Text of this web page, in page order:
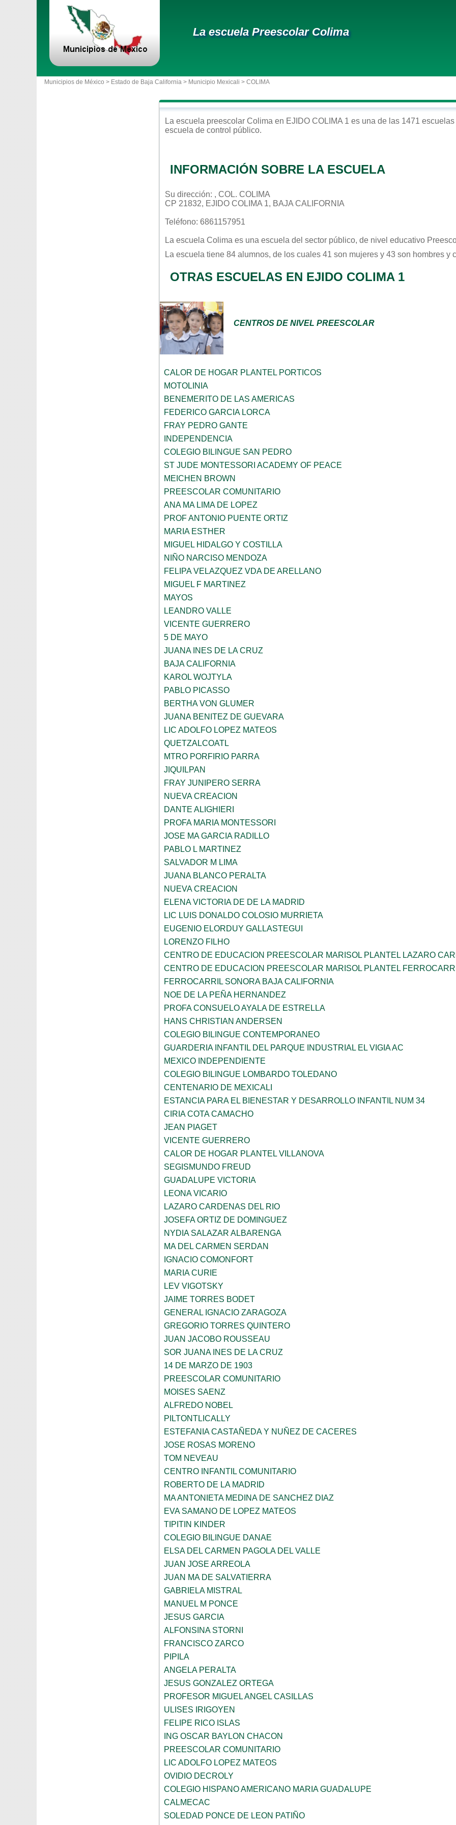
La escuela Preescolar Colima
Municipios de México > Estado de Baja California > Municipio Mexicali > COLIMA
La escuela preescolar Colima en EJIDO COLIMA 1 es una de las 1471
escuela de control público.
INFORMACIÓN SOBRE LA ESCUELA
Su dirección: , COL. COLIMA
CP 21832, EJIDO COLIMA 1, BAJA CALIFORNIA
Teléfono: 6861157951
La escuela Colima es una escuela del sector público, de nivel educativo
La escuela tiene 84 alumnos, de los cuales 41 son mujeres y 43 son hombres y
OTRAS ESCUELAS EN EJIDO COLIMA 1
CENTROS DE NIVEL PREESCOLAR
CALOR DE HOGAR PLANTEL PORTICOS
MOTOLINIA
BENEMERITO DE LAS AMERICAS
FEDERICO GARCIA LORCA
FRAY PEDRO GANTE
INDEPENDENCIA
COLEGIO BILINGUE SAN PEDRO
ST JUDE MONTESSORI ACADEMY OF PEACE
MEICHEN BROWN
PREESCOLAR COMUNITARIO
ANA MA LIMA DE LOPEZ
PROF ANTONIO PUENTE ORTIZ
MARIA ESTHER
MIGUEL HIDALGO Y COSTILLA
NIÑO NARCISO MENDOZA
FELIPA VELAZQUEZ VDA DE ARELLANO
MIGUEL F MARTINEZ
MAYOS
LEANDRO VALLE
VICENTE GUERRERO
5 DE MAYO
JUANA INES DE LA CRUZ
BAJA CALIFORNIA
KAROL WOJTYLA
PABLO PICASSO
BERTHA VON GLUMER
JUANA BENITEZ DE GUEVARA
LIC ADOLFO LOPEZ MATEOS
QUETZALCOATL
MTRO PORFIRIO PARRA
JIQUILPAN
FRAY JUNIPERO SERRA
NUEVA CREACION
DANTE ALIGHIERI
PROFA MARIA MONTESSORI
JOSE MA GARCIA RADILLO
PABLO L MARTINEZ
SALVADOR M LIMA
JUANA BLANCO PERALTA
NUEVA CREACION
ELENA VICTORIA DE DE LA MADRID
LIC LUIS DONALDO COLOSIO MURRIETA
EUGENIO ELORDUY GALLASTEGUI
LORENZO FILHO
CENTRO DE EDUCACION PREESCOLAR MARISOL PLANTEL LAZARO
CENTRO DE EDUCACION PREESCOLAR MARISOL PLANTEL
FERROCARRIL SONORA BAJA CALIFORNIA
NOE DE LA PEÑA HERNANDEZ
PROFA CONSUELO AYALA DE ESTRELLA
HANS CHRISTIAN ANDERSEN
COLEGIO BILINGUE CONTEMPORANEO
GUARDERIA INFANTIL DEL PARQUE INDUSTRIAL EL VIGIA AC
MEXICO INDEPENDIENTE
COLEGIO BILINGUE LOMBARDO TOLEDANO
CENTENARIO DE MEXICALI
ESTANCIA PARA EL BIENESTAR Y DESARROLLO INFANTIL NUM 34
CIRIA COTA CAMACHO
JEAN PIAGET
VICENTE GUERRERO
CALOR DE HOGAR PLANTEL VILLANOVA
SEGISMUNDO FREUD
GUADALUPE VICTORIA
LEONA VICARIO
LAZARO CARDENAS DEL RIO
JOSEFA ORTIZ DE DOMINGUEZ
NYDIA SALAZAR ALBARENGA
MA DEL CARMEN SERDAN
IGNACIO COMONFORT
MARIA CURIE
LEV VIGOTSKY
JAIME TORRES BODET
GENERAL IGNACIO ZARAGOZA
GREGORIO TORRES QUINTERO
JUAN JACOBO ROUSSEAU
SOR JUANA INES DE LA CRUZ
14 DE MARZO DE 1903
PREESCOLAR COMUNITARIO
MOISES SAENZ
ALFREDO NOBEL
PILTONTLICALLY
ESTEFANIA CASTAÑEDA Y NUÑEZ DE CACERES
JOSE ROSAS MORENO
TOM NEVEAU
CENTRO INFANTIL COMUNITARIO
ROBERTO DE LA MADRID
MA ANTONIETA MEDINA DE SANCHEZ DIAZ
EVA SAMANO DE LOPEZ MATEOS
TIPITIN KINDER
COLEGIO BILINGUE DANAE
ELSA DEL CARMEN PAGOLA DEL VALLE
JUAN JOSE ARREOLA
JUAN MA DE SALVATIERRA
GABRIELA MISTRAL
MANUEL M PONCE
JESUS GARCIA
ALFONSINA STORNI
FRANCISCO ZARCO
PIPILA
ANGELA PERALTA
JESUS GONZALEZ ORTEGA
PROFESOR MIGUEL ANGEL CASILLAS
ULISES IRIGOYEN
FELIPE RICO ISLAS
ING OSCAR BAYLON CHACON
PREESCOLAR COMUNITARIO
LIC ADOLFO LOPEZ MATEOS
OVIDIO DECROLY
COLEGIO HISPANO AMERICANO MARIA GUADALUPE
CALMECAC
SOLEDAD PONCE DE LEON PATIÑO